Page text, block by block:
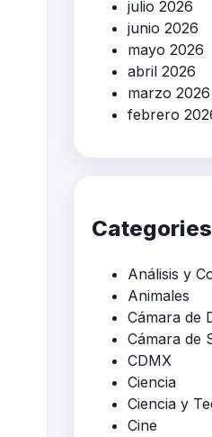
julio 2026
junio 2026
mayo 2026
abril 2026
marzo 2026
febrero
Categories
Análisis y
Animales
Cámara de
Cámara de
CDMX
Ciencia
Ciencia y
Cine